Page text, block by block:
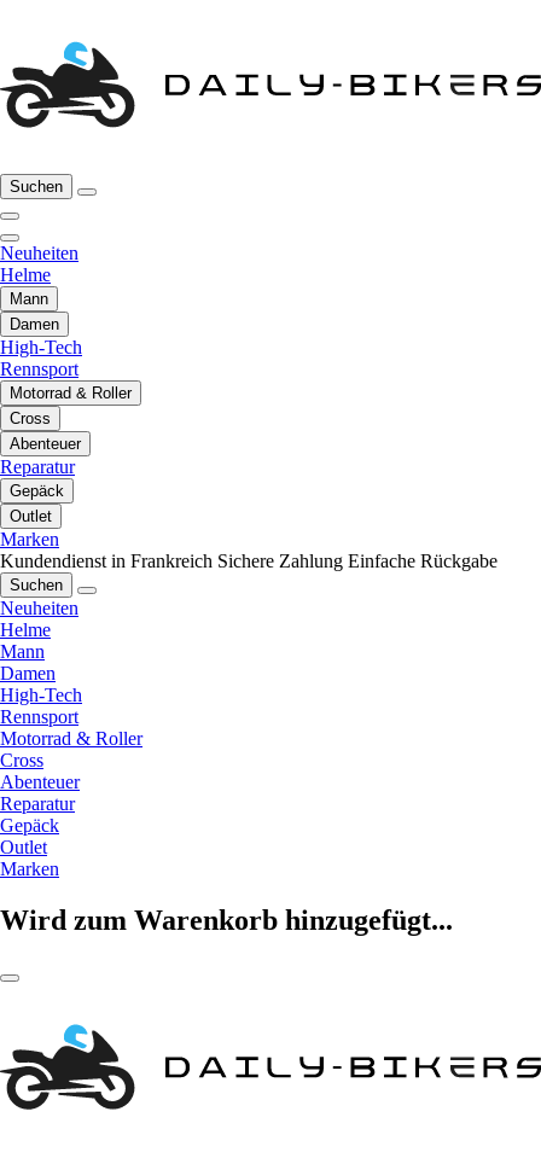
Suchen
Neuheiten
Helme
Mann
Damen
High-Tech
Rennsport
Motorrad & Roller
Cross
Abenteuer
Reparatur
Gepäck
Outlet
Marken
Kundendienst in Frankreich Sichere Zahlung Einfache Rückgabe
Suchen
Neuheiten
Helme
Mann
Damen
High-Tech
Rennsport
Motorrad & Roller
Cross
Abenteuer
Reparatur
Gepäck
Outlet
Marken
Wird zum Warenkorb hinzugefügt...